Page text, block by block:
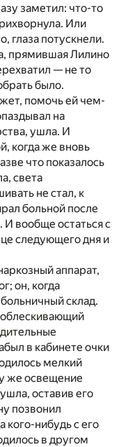
заметил: что-то
Или
глаза потускнели.
прямившая Лилино
— не то
было.
помочь ей чем-
на
ушла. И
когда же вновь
что показалось
света
не стал, к
больной после
И вообще остаться с
следующего дня и
аппарат,
он, когда
склад.
в кабинете очки
мелкий
же освещение
оставив его
позвонил
кого-нибудь с его
в другом